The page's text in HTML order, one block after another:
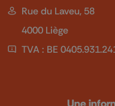
Rue du Laveu, 58
4000 Liège
TVA : BE
Une